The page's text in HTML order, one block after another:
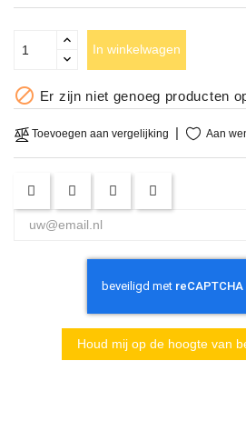
MODELLEN
OPRUIMING
OCCASIONS
DEMONSTRATIES
&
VERHUUR,
In winkelwagen
 Er zijn niet genoeg producten
Toevoegen aan vergelijking Aan
Houd mij op de hoogte van